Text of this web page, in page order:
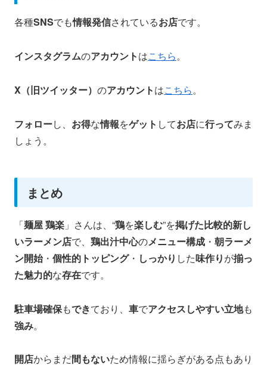
各種SNSでも情報発信されているお店です。
インスタグラムのアカウントはこちら。
X（旧ツイッター） のアカウントはこちら。
フォローし、 お得な情報をゲット してお店に行ってみま
しょう。
まとめ
「麺屋 鶏楽 」さんは、“鶏を楽しむ”を掲げた比較的新し
いラーメン店で、 鶏出汁中心のメニュー構成 ・ 朝ラーメ
ン開始・ 個性的トッピング・ しっかり した味作りが揃っ
た魅力的な存在です。
駐車場確保もできており、 車でアクセスしやすい立地も
強み。
開店からまだ間もないため情報に揺らぎがある点もあり